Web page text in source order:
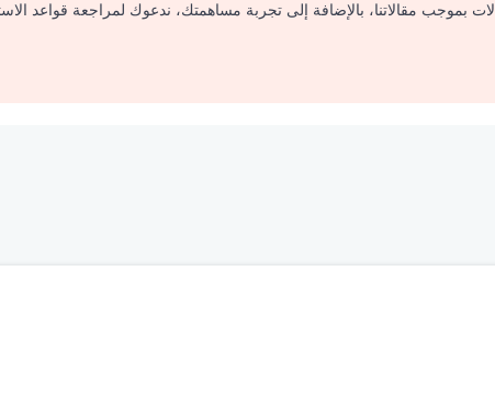
بموجب مقالاتنا، بالإضافة إلى تجربة مساهمتك، ندعوك لمراجعة قواعد